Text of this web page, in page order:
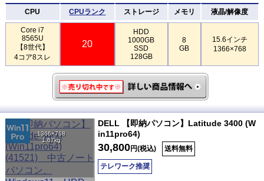
CPU CPUランク ストレージ メモリ 液晶/解像度
Core i7
8565U
【8世代】
4コア8スレ
20
HDD
1000GB
SSD
128GB
8
GB
15.6インチ
1366×768
1366×768
1.67kg
DELL 【即納パソコン】Latitude 3400 (W
in11pro64)
30,800円(税込) 送料無料
テレワーク推奨